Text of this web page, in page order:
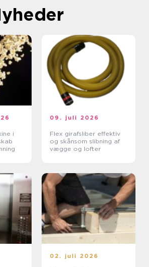
i
09. juli 2026
Flex girafsliber effektiv
og skånsom slibning af
vægge og lofter
02. juli 2026